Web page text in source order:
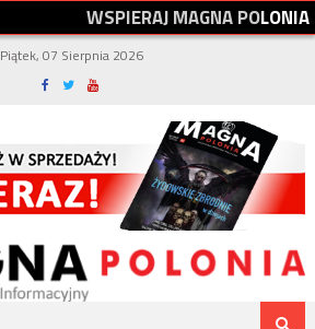
WSPIERAJMAGNAPOLONIA
Piątek, 07 Sierpnia 2026